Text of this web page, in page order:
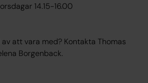
14.15-16.00
att vara med? Kontakta Thomas
Borgenback.